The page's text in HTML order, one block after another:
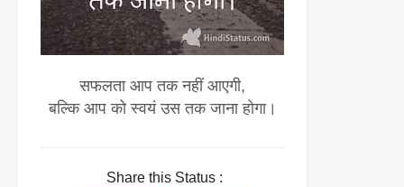
सफलता आप तक नहीं आएगी,
बल्कि आप को स्वयं उस तक जाना होगा।
Share this Status :